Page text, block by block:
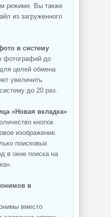
режиме. Вы также
из загруженного
в систему
фотографий до
целей обмена
увеличить
до 20 раз.
«Новая вкладка»
кнопок
изображение.
поисковых
в окне поиска на
в
вместо